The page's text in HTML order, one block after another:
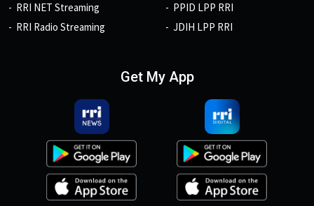
RRI NET Streaming
RRI Radio Streaming
PPID LPP RRI
JDIH LPP RRI
Get My App